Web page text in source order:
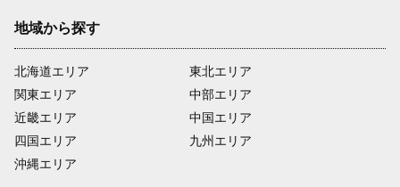
地域から探す
北海道エリア
関東エリア
近畿エリア
四国エリア
沖縄エリア
東北エリア
中部エリア
中国エリア
九州エリア